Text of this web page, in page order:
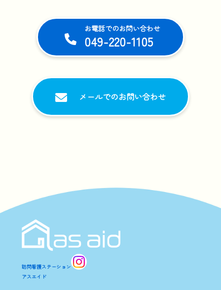
お電話でのお問い合わせ
049-220-1105
メールでのお問い合わせ
訪問看護ステーション
アスエイド